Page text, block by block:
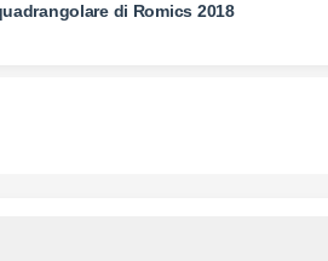
di Romics 2018